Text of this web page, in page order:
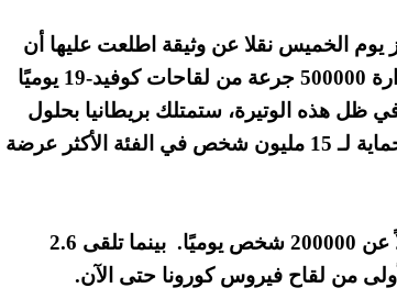
يوم الخميس نقلا عن وثيقة اطلعت عليها أن
حكومة المملكة المتحدة ستكون قادرة على إدارة 500000 جرعة من لقاحات كوفيد-19 يوميًا
ظل هذه الوتيرة، ستمتلك بريطانيا بحلول
نهاية فبراير كمية كافية من اللقاحات لتوفير الحماية لـ 15 مليون شخص في الفئة الأكثر عرضة
تقوم المملكة المتحدة حاليًا بتلقيح ما يزيد قليلاً عن 200000 شخص يوميًا. بينما تلقى 2.6
من لقاح فيروس كورونا حتى الآن.